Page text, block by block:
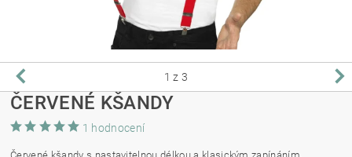
1 z 3
ČERVENÉ KŠANDY
1 hodnocení
Červené kšandy s nastavitelnou délkou a klasickým zapínáním.